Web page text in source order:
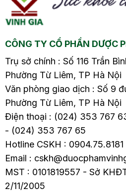
thuốc kháng khuẩn,
tiêu viêm và thúc đẩy
hồi vết thương.
CÔNG TY CỔ PHẦN DƯỢC
Trụ sở chính : Số 116 Trần
Phường Từ Liêm, TP Hà Nội
Văn phòng giao dịch : Số 9
Phường Từ Liêm, TP Hà Nội
Điện thoại : (024) 353 767
- (024) 353 767 65
Hotline CSKH : 0904.75.8181
Email :
MST : 0101819557 - Sở
2/11/2005